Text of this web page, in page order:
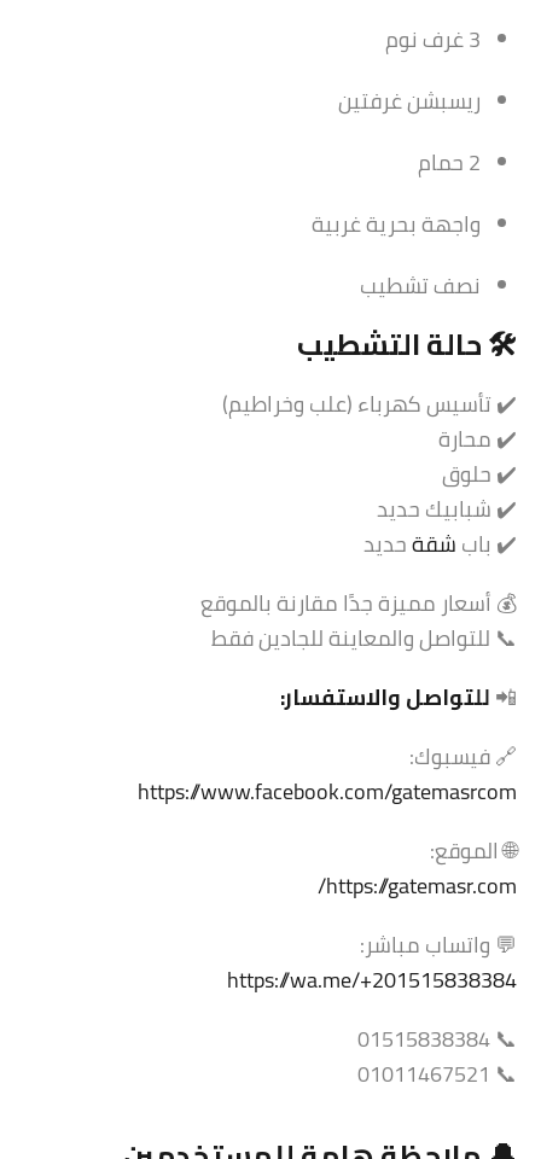
3 غرف نوم
ريسبشن غرفتين
2 حمام
واجهة بحرية غربية
نصف تشطيب
🛠️ حالة التشطيب
✔️ تأسيس كهرباء (علب وخراطيم)
✔️ محارة
✔️ حلوق
✔️ شبابيك حديد
✔️ بابشقةحديد
💰 أسعار مميزة جدًا مقارنة بالموقع
📞 للتواصل والمعاينة للجادين فقط
📲للتواصل والاستفسار:
🔗 فيسبوك:
https://www.facebook.com/gatemasrcom
🌐 الموقع:
https://gatemasr.com/
💬 واتساب مباشر:
https://wa.me/+201515838384
📞 01515838384
📞 01011467521